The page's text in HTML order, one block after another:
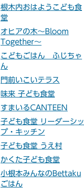
根木内おはようこども食
堂
オヒアの木～Bloom
Together～
こどもごはん ふじちゃ
ん
門前いこいテラス
味来 子ども食堂
すまいるCANTEEN
子ども食堂 リーダーシッ
プ・キッチン
子ども食堂 うえ村
かくた子ども食堂
小根本みんなのBettaku
ごはん